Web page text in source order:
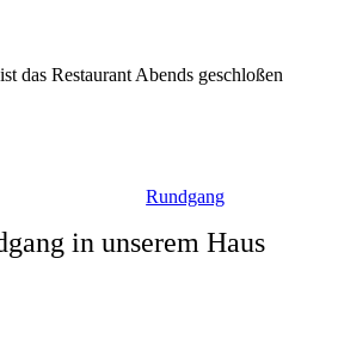
das Restaurant Abends geschloßen
Rundgang
in unserem Haus